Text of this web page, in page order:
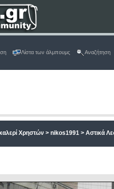
Λίστα των άλμπουμς Αναζήτηση
Χρηστών > nikos1991> Αστικά